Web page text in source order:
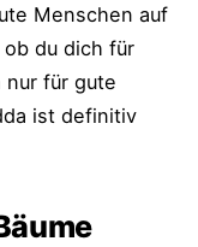
Menschen auf
du dich für
für gute
ist definitiv